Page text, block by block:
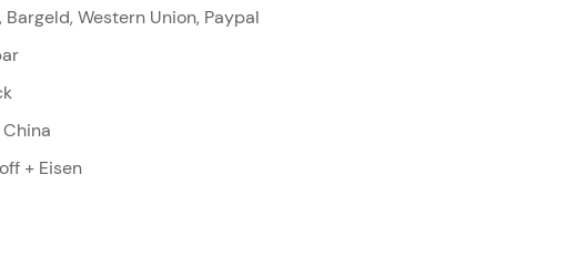
Bargeld, Western Union, Paypal
China
+ Eisen